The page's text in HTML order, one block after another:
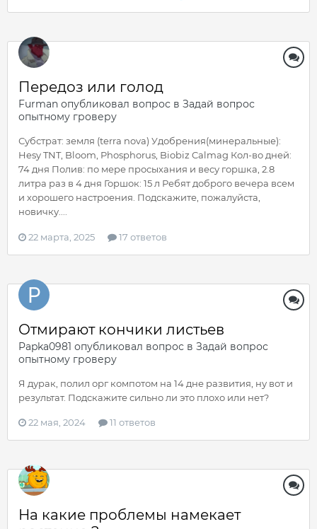
Передоз или голод
Furman опубликовал вопрос в Задай вопрос
опытному гроверу
Субстрат: земля (terra nova) Удобрения(минеральные):
Hesy TNT, Bloom, Phosphorus, Biobiz Calmag Кол-во дней:
74 дня Полив: по мере просыхания и весу горшка, 2.8
литра раз в 4 дня Горшок: 15 л Ребят доброго вечера всем
и хорошего настроения. Подскажите, пожалуйста,
новичку....
22 марта, 2025 17 ответов
Отмирают кончики листьев
Papka0981 опубликовал вопрос в Задай вопрос
опытному гроверу
Я дурак, полил орг компотом на 14 дне развития, ну вот и
результат. Подскажите сильно ли это плохо или нет?
22 мая, 2024 11 ответов
На какие проблемы намекает